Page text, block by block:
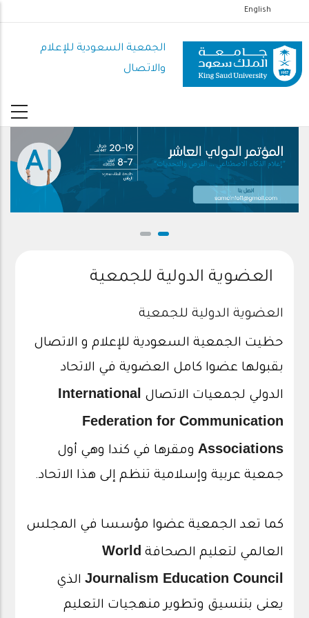
إلى
المحتوى
الرئيسي
English
الجمعية السعودية للإعلام
والاتصال
العضوية الدولية للجمعية
العضوية الدولية للجمعية
حظيت الجمعية السعودية للإعلام و الاتصال
بقبولها عضوا كامل العضوية في الاتحاد
الدولي لجمعيات الاتصال International
Federation for Communication
Associations ومقرها في كندا وهي أول
جمعية عربية وإسلامية تنظم إلى هذا الاتحاد.
كما تعد الجمعية عضوا مؤسسا في المجلس
العالمي لتعليم الصحافة World
Journalism Education Council الذي
يعنى بتنسيق وتطوير منهجيات التعليم